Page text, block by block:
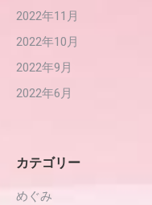
2022年11月
2022年10月
2022年9月
2022年6月
カテゴリー
めぐみ